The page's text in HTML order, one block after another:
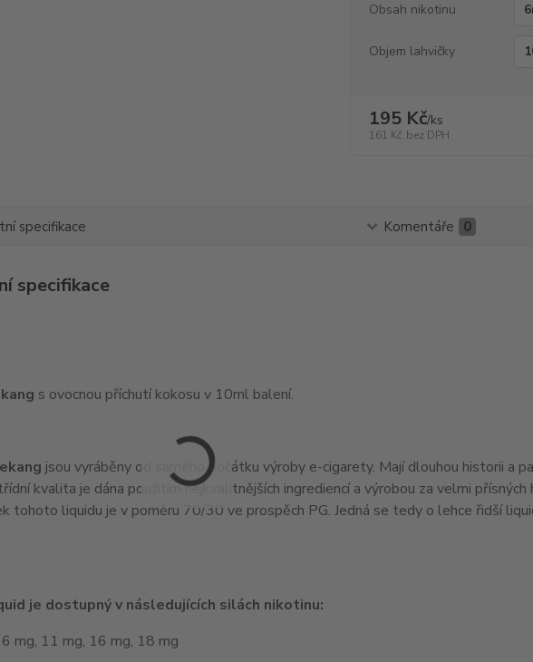
Obsah nikotinu
Objem lahvičky
195 Kč/ks
161 Kč bez DPH
specifikace Komentáře 0
specifikace
s ovocnou příchutí kokosu v 10ml balení.
jsou vyráběny od samého počátku výroby e-cigarety. Mají dlouhou historii a
kvalita je dána použitím nejkvalitnějších ingrediencí a výrobou za velmi přísných
tohoto liquidu je v poměru 70/30 ve prospěch PG. Jedná se tedy o lehce řidší
je dostupný v následujících silách nikotinu:
mg, 11 mg, 16 mg, 18 mg